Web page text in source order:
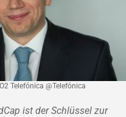
Telefónica @Telefónica
ist der Schlüssel zur